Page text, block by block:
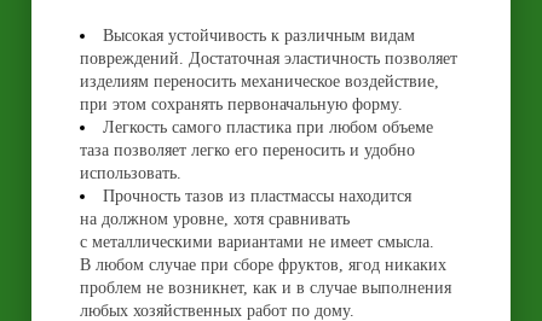
Высокая устойчивость к различным видам
повреждений. Достаточная эластичность позволяет
изделиям переносить механическое воздействие,
при этом сохранять первоначальную форму.
Легкость самого пластика при любом объеме
таза позволяет легко его переносить и удобно
использовать.
Прочность тазов из пластмассы находится
на должном уровне, хотя сравнивать
с металлическими вариантами не имеет смысла.
В любом случае при сборе фруктов, ягод никаких
проблем не возникнет, как и в случае выполнения
любых хозяйственных работ по дому.